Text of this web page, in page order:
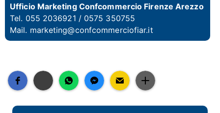
Ufficio Marketing Confcommercio Firenze Arezzo
Tel. 055 2036921 / 0575 350755
Mail. marketing@confcommerciofiar.it